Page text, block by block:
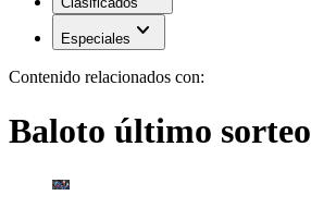
Especiales expand_more
Contenido relacionados con:
Baloto último sorteo